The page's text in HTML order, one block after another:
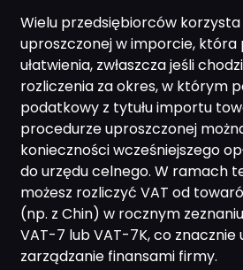
Wielu przedsiębiorców
uproszczonej w imporcie,
ułatwienia, zwłaszcza jeśli
rozliczenia za okres, w którym
podatkowy z tytułu importu
procedurze uproszczonej
konieczności wcześniejszego
do urzędu celnego. W ramach
możesz rozliczyć VAT od
(np. z Chin) w rocznym
VAT-7 lub VAT-7K, co znacznie
zarządzanie finansami firmy.